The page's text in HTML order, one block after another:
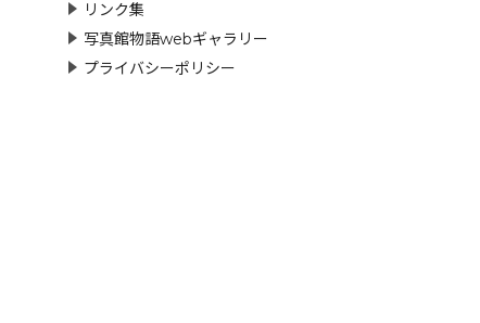
リンク集
写真館物語webギャラリー
プライバシーポリシー